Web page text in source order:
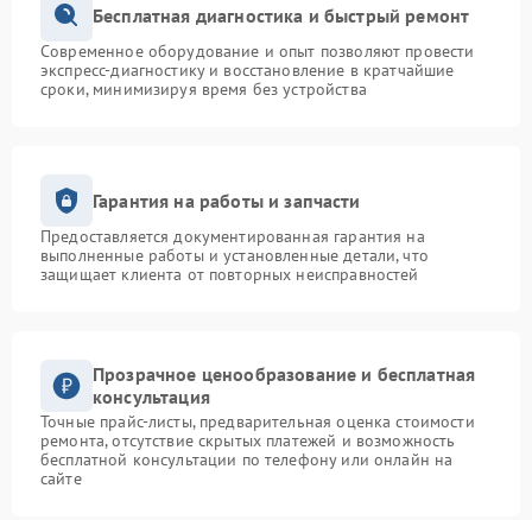
Бесплатная диагностика и быстрый ремонт
Современное оборудование и опыт позволяют провести
экспресс-диагностику и восстановление в кратчайшие
сроки, минимизируя время без устройства
Гарантия на работы и запчасти
Предоставляется документированная гарантия на
выполненные работы и установленные детали, что
защищает клиента от повторных неисправностей
Прозрачное ценообразование и бесплатная
консультация
Точные прайс-листы, предварительная оценка стоимости
ремонта, отсутствие скрытых платежей и возможность
бесплатной консультации по телефону или онлайн на
сайте